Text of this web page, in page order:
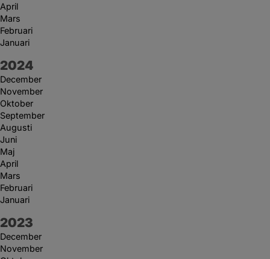
April
Mars
Februari
Januari
År:
2024
December
November
Oktober
September
Augusti
Juni
Maj
April
Mars
Februari
Januari
År:
2023
December
November